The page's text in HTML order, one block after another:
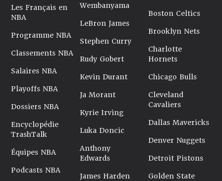
Les Français en
NBA
Programme NBA
Classements NBA
Salaires NBA
Playoffs NBA
Dossiers NBA
Encyclopédie
TrashTalk
Équipes NBA
Podcasts NBA
Wembanyama
LeBron James
Stephen Curry
Rudy Gobert
Kevin Durant
Ja Morant
Kyrie Irving
Luka Doncic
Anthony
Edwards
James Harden
Boston Celtics
Brooklyn Nets
Charlotte
Hornets
Chicago Bulls
Cleveland
Cavaliers
Dallas Mavericks
Denver Nuggets
Detroit Pistons
Golden State